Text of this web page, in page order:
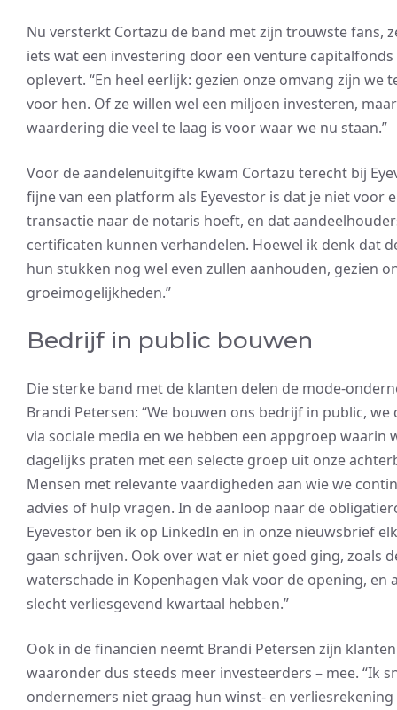
Nu versterkt Cortazu de band met zijn trouwste fans,
iets wat een investering door een venture
oplevert. “En heel eerlijk: gezien onze omvang zijn we
voor hen. Of ze willen wel een miljoen investeren,
waardering die veel te laag is voor waar we nu staan.”
Voor de aandelenuitgifte kwam Cortazu terecht bij
fijne van een platform als Eyevestor is dat je niet voor
transactie naar de notaris hoeft, en dat
certificaten kunnen verhandelen. Hoewel ik denk dat
hun stukken nog wel even zullen aanhouden, gezien
groeimogelijkheden.”
Bedrijf in public bouwen
Die sterke band met de klanten delen de mode-
Brandi Petersen: “We bouwen ons bedrijf in public, we
via sociale media en we hebben een appgroep waarin
dagelijks praten met een selecte groep uit onze
Mensen met relevante vaardigheden aan wie we
advies of hulp vragen. In de aanloop naar de
Eyevestor ben ik op LinkedIn en in onze nieuwsbrief
gaan schrijven. Ook over wat er niet goed ging, zoals
waterschade in Kopenhagen vlak voor de opening, en
slecht verliesgevend kwartaal hebben.”
Ook in de financiën neemt Brandi Petersen zijn
waaronder dus steeds meer investeerders – mee. “Ik
ondernemers niet graag hun winst- en